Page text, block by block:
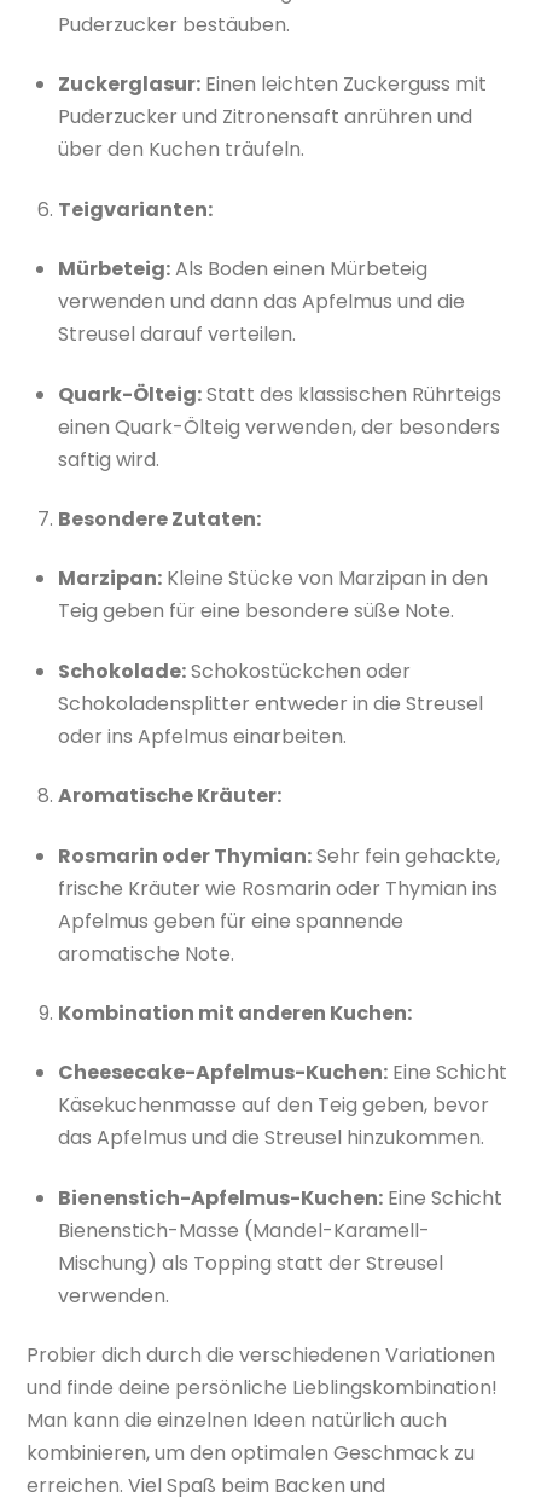
Puderzucker bestäuben.
Zuckerglasur: Einen leichten Zuckerguss mit
Puderzucker und Zitronensaft anrühren und
über den Kuchen träufeln.
Teigvarianten:
Mürbeteig:Als Boden einen Mürbeteig
verwenden und dann das Apfelmus und die
Streusel darauf verteilen.
Quark-Ölteig:Statt des klassischen Rührteigs
einen Quark-Ölteig verwenden, der besonders
saftig wird.
Besondere Zutaten:
Marzipan: Kleine Stücke von Marzipan in den
Teig geben für eine besondere süße Note.
Schokolade:Schokostückchen oder
Schokoladensplitter entweder in die Streusel
oder ins Apfelmus einarbeiten.
Aromatische Kräuter:
Rosmarin oder Thymian:Sehr fein gehackte,
frische Kräuter wie Rosmarin oder Thymian ins
Apfelmus geben für eine spannende
aromatische Note.
Kombination mit anderen Kuchen:
Cheesecake-Apfelmus-Kuchen: Eine Schicht
Käsekuchenmasse auf den Teig geben, bevor
das Apfelmus und die Streusel hinzukommen.
Bienenstich-Apfelmus-Kuchen: Eine Schicht
Bienenstich-Masse (Mandel-Karamell-
Mischung) als Topping statt der Streusel
verwenden.
Probier dich durch die verschiedenen Variationen
und finde deine persönliche Lieblingskombination!
Man kann die einzelnen Ideen natürlich auch
kombinieren, um den optimalen Geschmack zu
erreichen. Viel Spaß beim Backen und